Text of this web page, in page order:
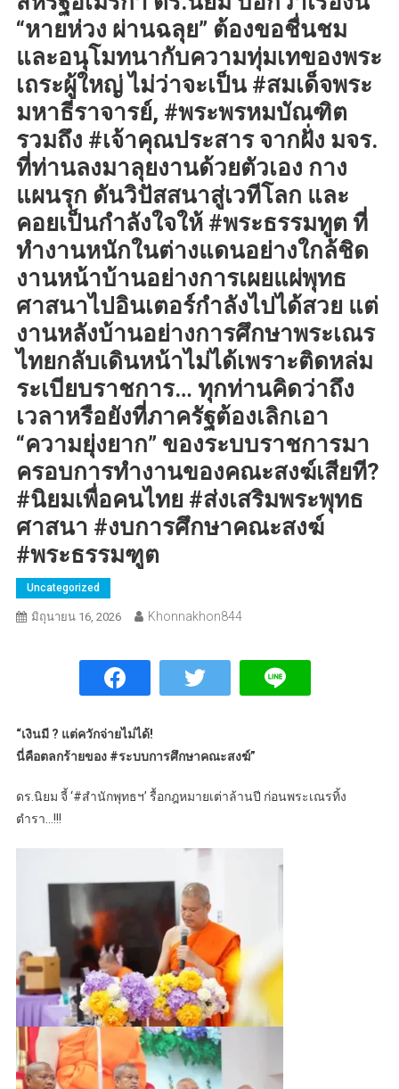
“หายห่วง ผ่านฉลุย” ต้องขอชื่นชม
และอนุโมทนากับความทุ่มเทของพระ
เถระผู้ใหญ่ ไม่ว่าจะเป็น #สมเด็จพระ
มหาธีราจารย์, #พระพรหมบัณฑิต
รวมถึง #เจ้าคุณประสาร จากฝั่ง มจร.
ที่ท่านลงมาลุยงานด้วยตัวเอง กาง
แผนรุก ดันวิปัสสนาสู่เวทีโลก และ
คอยเป็นกำลังใจให้ #พระธรรมทูต ที่
ทำงานหนักในต่างแดนอย่างใกล้ชิด
งานหน้าบ้านอย่างการเผยแผ่พุทธ
ศาสนาไปอินเตอร์กำลังไปได้สวย แต่
งานหลังบ้านอย่างการศึกษาพระเณร
ไทยกลับเดินหน้าไม่ได้เพราะติดหล่ม
ระเบียบราชการ… ทุกท่านคิดว่าถึง
เวลาหรือยังที่ภาครัฐต้องเลิกเอา
“ความยุ่งยาก” ของระบบราชการมา
ครอบการทำงานของคณะสงฆ์เสียที?
#นิยมเพื่อคนไทย #ส่งเสริมพระพุทธ
ศาสนา #งบการศึกษาคณะสงฆ์
#พระธรรมฑูต
Uncategorized
มิถุนายน 16, 2026 Khonnakhon844
“เงินมี ? แต่ควักจ่ายไม่ได้!
นี่คือตลกร้ายของ #ระบบการศึกษาคณะสงฆ์”
ดร.นิยม จี้ ‘#สำนักพุทธฯ’ รื้อกฎหมายเต่าล้านปี ก่อนพระเณรทิ้ง
ตำรา…!!!